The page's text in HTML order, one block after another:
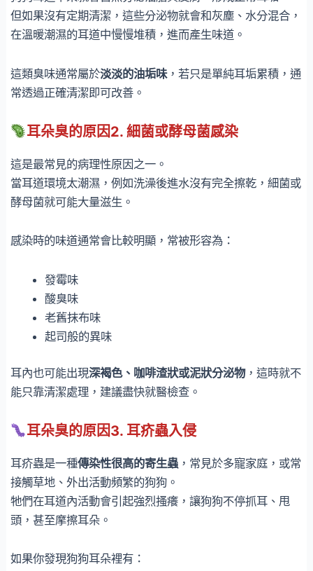
但如果沒有定期清潔，這些分泌物就會和灰塵、水分混合，
在溫暖潮濕的耳道中慢慢堆積，進而產生味道。
這類臭味通常屬於淡淡的油垢味，若只是單純耳垢累積，通
常透過正確清潔即可改善。
耳朵臭的原因2. 細菌或酵母菌感染
這是最常見的病理性原因之一。
當耳道環境太潮濕，例如洗澡後進水沒有完全擦乾，細菌或
酵母菌就可能大量滋生。
感染時的味道通常會比較明顯，常被形容為：
發霉味
酸臭味
老舊抹布味
起司般的異味
耳內也可能出現深褐色、咖啡渣狀或泥狀分泌物，這時就不
能只靠清潔處理，建議盡快就醫檢查。
耳朵臭的原因3. 耳疥蟲入侵
耳疥蟲是一種傳染性很高的寄生蟲 ，常見於多寵家庭，或常
接觸草地、外出活動頻繁的狗狗。
牠們在耳道內活動會引起強烈搔癢，讓狗狗不停抓耳、甩
頭，甚至摩擦耳朵。
如果你發現狗狗耳朵裡有：